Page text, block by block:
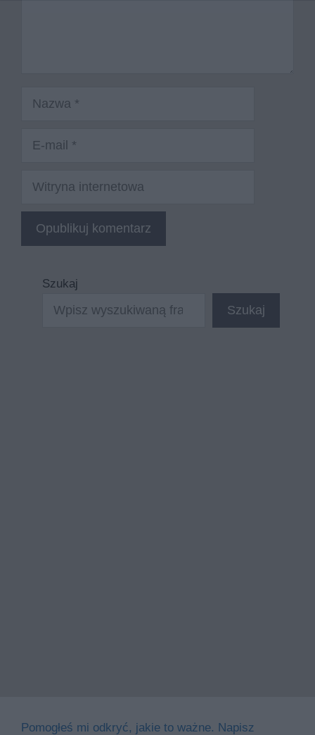
Witryna
internetowa
Szukaj
Szukaj
Pomogłeś mi odkryć, jakie to ważne. Napisz